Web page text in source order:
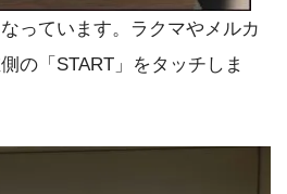
っています。ラクマやメルカ
の「START」をタッチしま